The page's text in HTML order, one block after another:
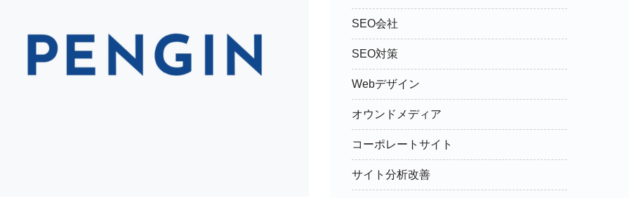
SEO会社
SEO対策
Webデザイン
オウンドメディア
コーポレートサイト
サイト分析改善